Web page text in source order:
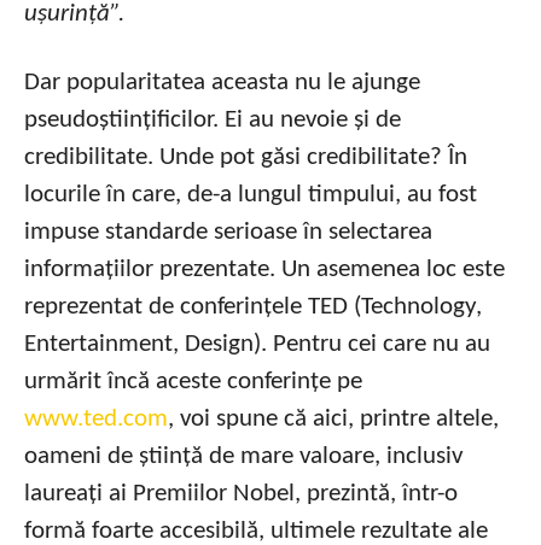
ușurință”.
Dar popularitatea aceasta nu le ajunge
pseudoștiințificilor. Ei au nevoie și de
credibilitate. Unde pot găsi credibilitate? În
locurile în care, de-a lungul timpului, au fost
impuse standarde serioase în selectarea
informațiilor prezentate. Un asemenea loc este
reprezentat de conferințele TED (Technology,
Entertainment, Design). Pentru cei care nu au
urmărit încă aceste conferințe pe
www.ted.com, voi spune că aici, printre altele,
oameni de știință de mare valoare, inclusiv
laureați ai Premiilor Nobel, prezintă, într-o
formă foarte accesibilă, ultimele rezultate ale